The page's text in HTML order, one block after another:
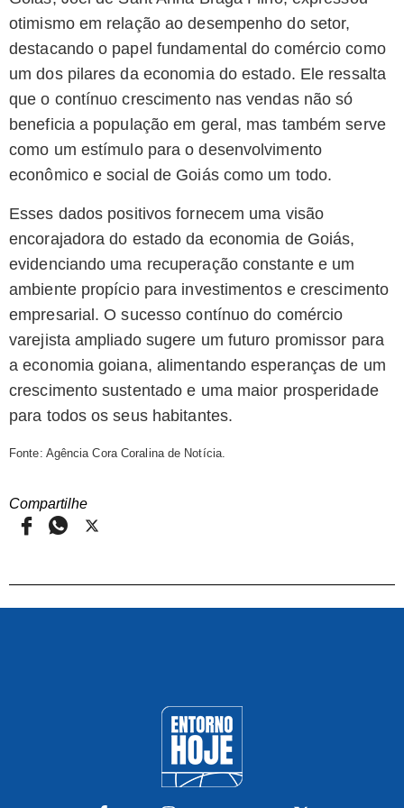
otimismo em relação ao desempenho do setor,
destacando o papel fundamental do comércio como
um dos pilares da economia do estado. Ele ressalta
que o contínuo crescimento nas vendas não só
beneficia a população em geral, mas também serve
como um estímulo para o desenvolvimento
econômico e social de Goiás como um todo.
Esses dados positivos fornecem uma visão
encorajadora do estado da economia de Goiás,
evidenciando uma recuperação constante e um
ambiente propício para investimentos e crescimento
empresarial. O sucesso contínuo do comércio
varejista ampliado sugere um futuro promissor para
a economia goiana, alimentando esperanças de um
crescimento sustentado e uma maior prosperidade
para todos os seus habitantes.
Fonte: Agência Cora Coralina de Notícia.
Compartilhe